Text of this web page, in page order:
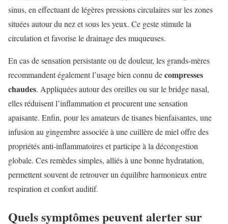
sinus, en effectuant de légères pressions circulaires sur les zones
situées autour du nez et sous les yeux. Ce geste stimule la
circulation et favorise le drainage des muqueuses.
En cas de sensation persistante ou de douleur, les grands-mères
recommandent également l’usage bien connu decompresses
chaudes. Appliquées autour des oreilles ou sur le bridge nasal,
elles réduisent l’inflammation et procurent une sensation
apaisante. Enfin, pour les amateurs de tisanes bienfaisantes, une
infusion au gingembre associée à une cuillère de miel offre des
propriétés anti-inflammatoires et participe à la décongestion
globale. Ces remèdes simples, alliés à une bonne hydratation,
permettent souvent de retrouver un équilibre harmonieux entre
respiration et confort auditif.
Quels symptômes peuvent alerter sur